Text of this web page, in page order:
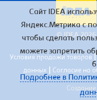
© IDEA 2026
Условия продажи товаров |
данных
Согласие на
Создание
Сайт IDEA
Яндекс.Метрика с
чтобы сделать
можете запретить
Подробнее в